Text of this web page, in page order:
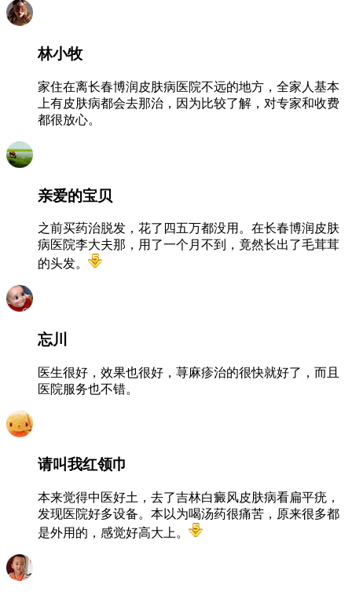
林小牧
家住在离长春博润皮肤病医院不远的地方，全家人基本
上有皮肤病都会去那治，因为比较了解，对专家和收费
都很放心。
亲爱的宝贝
之前买药治脱发，花了四五万都没用。在长春博润皮肤
病医院李大夫那，用了一个月不到，竟然长出了毛茸茸
的头发。
忘川
医生很好，效果也很好，荨麻疹治的很快就好了，而且
医院服务也不错。
请叫我红领巾
本来觉得中医好土，去了吉林白癜风皮肤病看扁平疣，
发现医院好多设备。本以为喝汤药很痛苦，原来很多都
是外用的，感觉好高大上。